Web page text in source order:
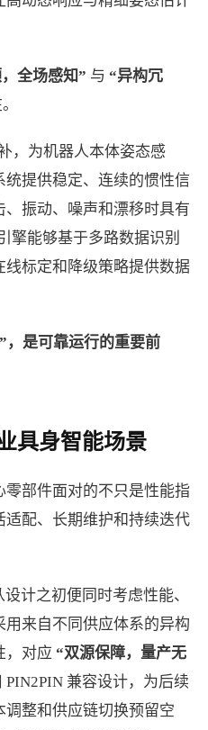
全场感知” 与 “异构冗
，为机器人本体姿态感
提供稳定、连续的惯性信
振动、噪声和漂移时具有
擎能够基于多路数据识别
标定和降级策略提供数据
，是可靠运行的重要前
具身智能场景
部件面对的不只是性能指
配、长期维护和持续迭代
计之初便同时考虑性能、
来自不同供应体系的异构
，对应 “双源保障，量产无
兼容设计，为后续
整和供应链切换预留空